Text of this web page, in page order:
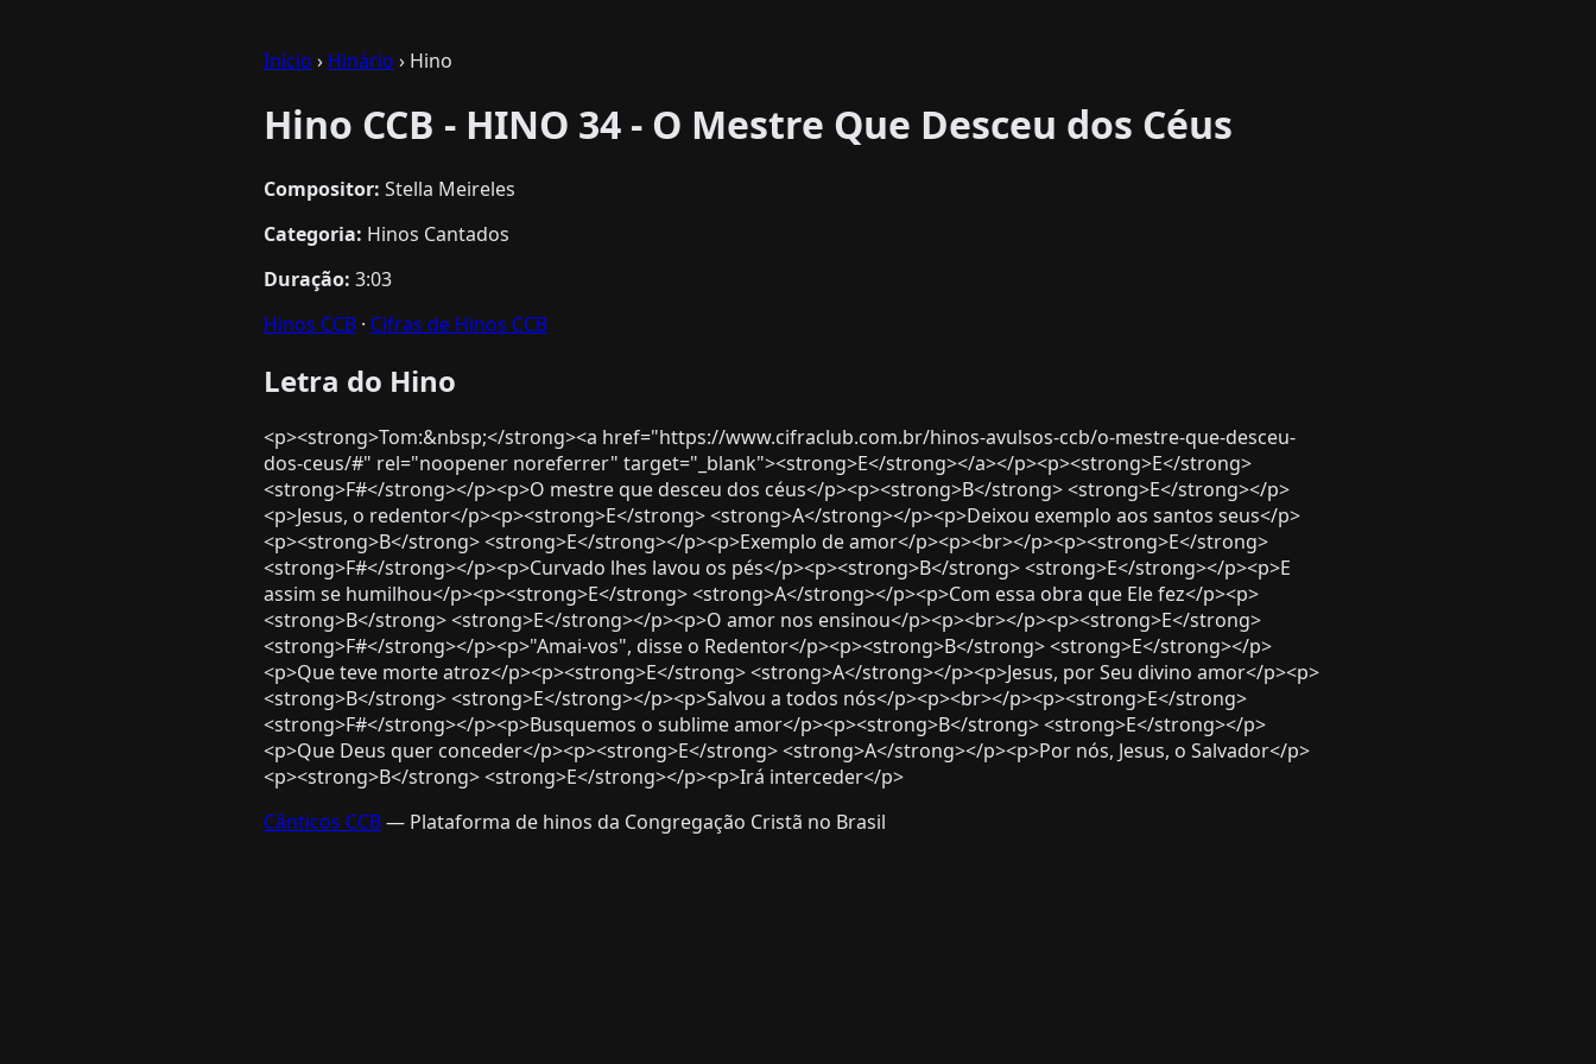
Início › Hinário › Hino
Hino CCB - HINO 34 - O Mestre Que Desceu dos Céus
Compositor: Stella Meireles
Categoria: Hinos Cantados
Duração: 3:03
Hinos CCB · Cifras de Hinos CCB
Letra do Hino
<p><strong>Tom:&nbsp;</strong><a href="https://www.cifraclub.com.br/hinos-avulsos-ccb/o-mestre-que-desceu-
dos-ceus/#" rel="noopener noreferrer" target="_blank"><strong>E</strong></a></p><p><strong>E</strong>
<strong>F#</strong></p><p>O mestre que desceu dos céus</p><p><strong>B</strong> <strong>E</strong></p>
<p>Jesus, o redentor</p><p><strong>E</strong> <strong>A</strong></p><p>Deixou exemplo aos santos seus</p>
<p><strong>B</strong> <strong>E</strong></p><p>Exemplo de amor</p><p><br></p><p><strong>E</strong>
<strong>F#</strong></p><p>Curvado lhes lavou os pés</p><p><strong>B</strong> <strong>E</strong></p><p>E
assim se humilhou</p><p><strong>E</strong> <strong>A</strong></p><p>Com essa obra que Ele fez</p><p>
<strong>B</strong> <strong>E</strong></p><p>O amor nos ensinou</p><p><br></p><p><strong>E</strong>
<strong>F#</strong></p><p>"Amai-vos", disse o Redentor</p><p><strong>B</strong> <strong>E</strong></p>
<p>Que teve morte atroz</p><p><strong>E</strong> <strong>A</strong></p><p>Jesus, por Seu divino amor</p><p>
<strong>B</strong> <strong>E</strong></p><p>Salvou a todos nós</p><p><br></p><p><strong>E</strong>
<strong>F#</strong></p><p>Busquemos o sublime amor</p><p><strong>B</strong> <strong>E</strong></p>
<p>Que Deus quer conceder</p><p><strong>E</strong> <strong>A</strong></p><p>Por nós, Jesus, o Salvador</p>
<p><strong>B</strong> <strong>E</strong></p><p>Irá interceder</p>
Cânticos CCB— Plataforma de hinos da Congregação Cristã no Brasil